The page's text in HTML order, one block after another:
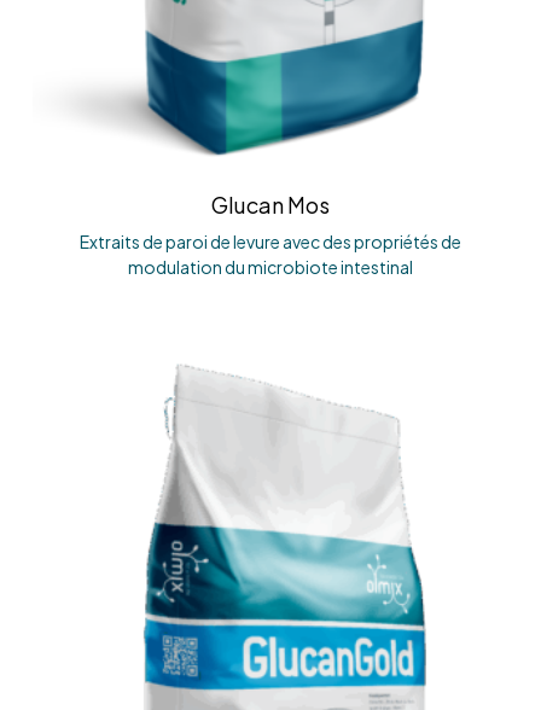
Glucan Mos
Extraits de paroi de levure avec des propriétés de
modulation du microbiote intestinal